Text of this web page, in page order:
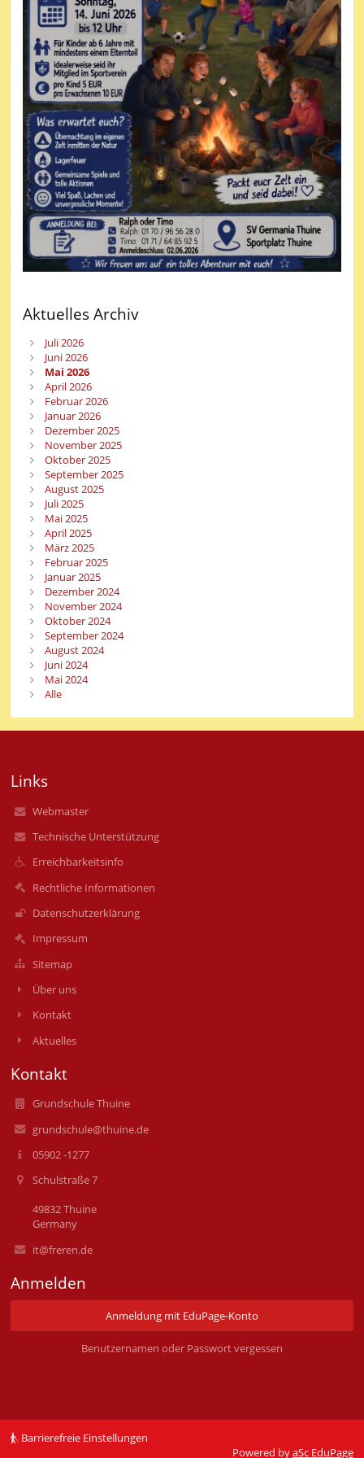
Ein besonderer Dank gilt auch der betreuenden Lehrkraft Frau
Reekers, die die Schülerinnen und Schüler auf diesen Wettbewerb
vorbereitet und begleitet hat.
Aktuelles Archiv
Juli 2026
Juni 2026
Mai 2026
April 2026
Februar 2026
Januar 2026
Dezember 2025
November 2025
Oktober 2025
September 2025
August 2025
Juli 2025
Mai 2025
April 2025
März 2025
Februar 2025
Januar 2025
Dezember 2024
November 2024
Oktober 2024
September 2024
August 2024
Juni 2024
Mai 2024
Alle
Links
Webmaster
Technische Unterstützung
Erreichbarkeitsinfo
Rechtliche Informationen
Datenschutzerklärung
Impressum
Sitemap
Über uns
Kontakt
Aktuelles
Kontakt
Grundschule Thuine
grundschule@thuine.de
05902 -1277
Schulstraße 7
49832 Thuine
Germany
it@freren.de
Anmelden
Anmeldung mit EduPage-Konto
Benutzernamen oder Passwort vergessen
Barrierefreie Einstellungen
Powered byaSc EduPage